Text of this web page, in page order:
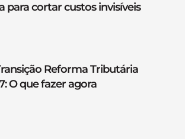
para cortar custos invisíveis
Reforma Tributária
O que fazer agora